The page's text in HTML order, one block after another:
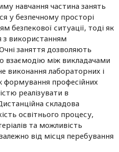
навчання частина занять
у безпечному просторі
безпекової ситуації, тоді як
з використанням
заняття дозволяють
взаємодію між викладачами
виконання лабораторних і
формування професійних
реалізувати в
складова
освітнього процесу,
та можливість
від місця перебування